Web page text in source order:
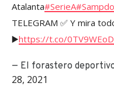
Atalanta#SerieA
TELEGRAM ✅ Y mira
▶️https://t.co/
— El forastero
28, 2021